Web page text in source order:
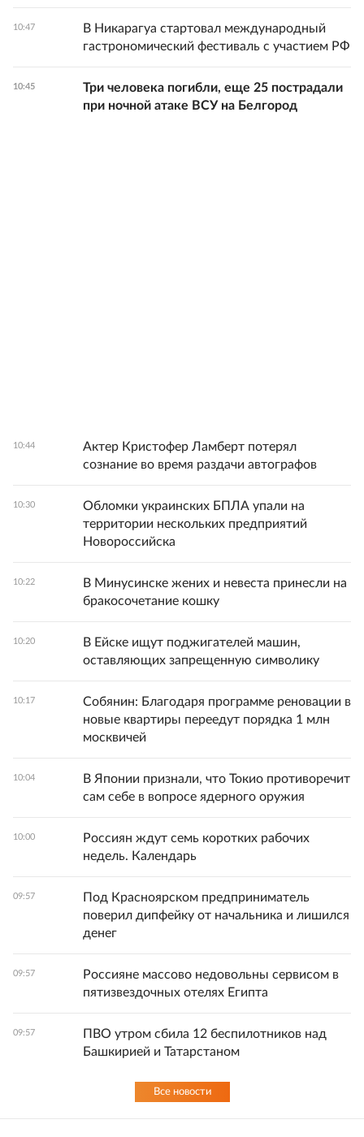
10:47
В Никарагуа стартовал международный
гастрономический фестиваль с участием РФ
10:45
Три человека погибли, еще 25 пострадали
при ночной атаке ВСУ на Белгород
10:44
Актер Кристофер Ламберт потерял
сознание во время раздачи автографов
10:30
Обломки украинских БПЛА упали на
территории нескольких предприятий
Новороссийска
10:22
В Минусинске жених и невеста принесли на
бракосочетание кошку
10:20
В Ейске ищут поджигателей машин,
оставляющих запрещенную символику
10:17
Собянин: Благодаря программе реновации в
новые квартиры переедут порядка 1 млн
москвичей
10:04
В Японии признали, что Токио противоречит
сам себе в вопросе ядерного оружия
10:00
Россиян ждут семь коротких рабочих
недель. Календарь
09:57
Под Красноярском предприниматель
поверил дипфейку от начальника и лишился
денег
09:57
Россияне массово недовольны сервисом в
пятизвездочных отелях Египта
09:57
ПВО утром сбила 12 беспилотников над
Башкирией и Татарстаном
Все новости